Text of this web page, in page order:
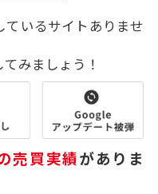
いるサイトありませ
みましょう！
売買実績がありま